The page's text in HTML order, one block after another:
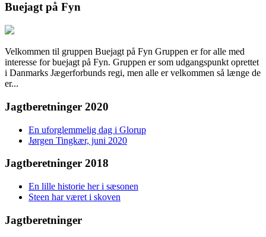
Buejagt på Fyn
Velkommen til gruppen Buejagt på Fyn Gruppen er for alle med
interesse for buejagt på Fyn. Gruppen er som udgangspunkt oprettet
i Danmarks Jægerforbunds regi, men alle er velkommen så længe de
er...
Jagtberetninger 2020
En uforglemmelig dag i Glorup
Jørgen Tingkær, juni 2020
Jagtberetninger 2018
En lille historie her i sæsonen
Steen har været i skoven
Jagtberetninger